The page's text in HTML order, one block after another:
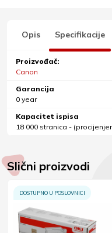
Opis Specifikacije
Proizvođač:
Canon
Garancija
0 year
Kapacitet ispisa
18 000 stranica -
Slični proizvodi
DOSTUPNO U POSLOVNICI